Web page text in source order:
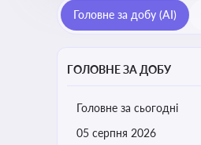
Головне за добу (AI)
ГОЛОВНЕ ЗА ДОБУ
Головне за сьогодні
05 серпня 2026